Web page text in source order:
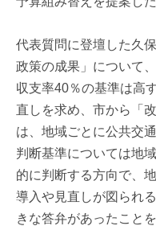
代表質問に登壇した久
政策の成果」について
収支率40％の基準は高
直しを求め、市から「
は、地域ごとに公共交
判断基準については地
的に判断する方向で、
導入や見直しが図られ
きな答弁があったこと